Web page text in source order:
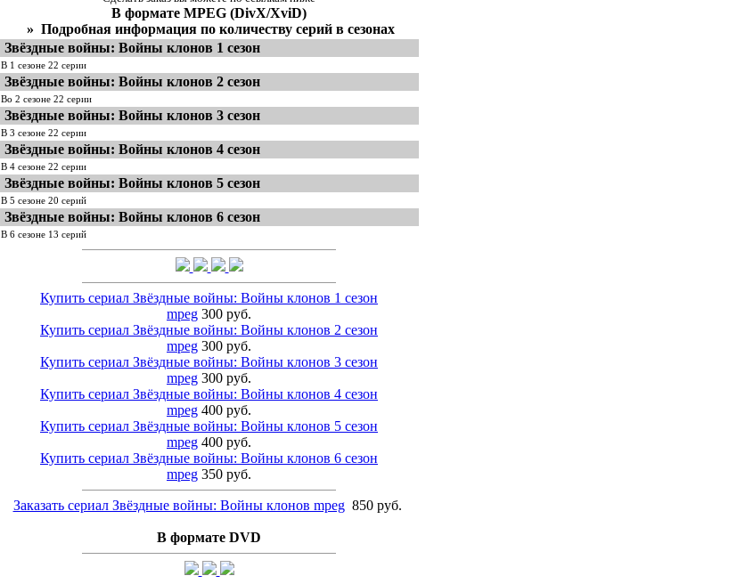
В формате MPEG (DivX/XviD)
» Подробная информация по количеству серий в сезонах
Звёздные войны: Войны клонов 1 сезон
В 1 сезоне 22 серии
Звёздные войны: Войны клонов 2 сезон
Во 2 сезоне 22 серии
Звёздные войны: Войны клонов 3 сезон
В 3 сезоне 22 серии
Звёздные войны: Войны клонов 4 сезон
В 4 сезоне 22 серии
Звёздные войны: Войны клонов 5 сезон
В 5 сезоне 20 серий
Звёздные войны: Войны клонов 6 сезон
В 6 сезоне 13 серий
Купить сериал Звёздные войны: Войны клонов 1 сезон
mpeg 300 руб.
Купить сериал Звёздные войны: Войны клонов 2 сезон
mpeg 300 руб.
Купить сериал Звёздные войны: Войны клонов 3 сезон
mpeg 300 руб.
Купить сериал Звёздные войны: Войны клонов 4 сезон
mpeg 400 руб.
Купить сериал Звёздные войны: Войны клонов 5 сезон
mpeg 400 руб.
Купить сериал Звёздные войны: Войны клонов 6 сезон
mpeg 350 руб.
Заказать сериал Звёздные войны: Войны клонов mpeg 850 руб.
В формате DVD